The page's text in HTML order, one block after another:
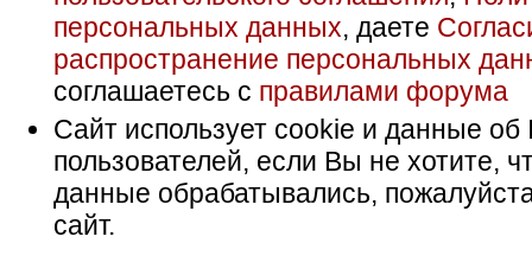
персональных данных, даете
распространение персональных
соглашаетесь с правилами форума
Сайт использует cookie и данные об
пользователей, если Вы не хотите,
данные обрабатывались,
сайт.